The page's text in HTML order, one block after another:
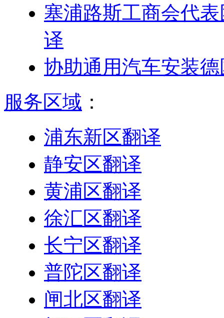
塞浦路斯工商会代
译
协助通用汽车安装
服务区域 ：
浦东新区翻译
静安区翻译
黄浦区翻译
徐汇区翻译
长宁区翻译
普陀区翻译
闸北区翻译